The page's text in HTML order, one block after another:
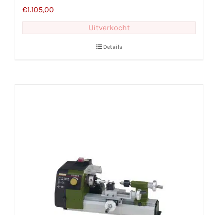
€1.105,00
Uitverkocht
Details